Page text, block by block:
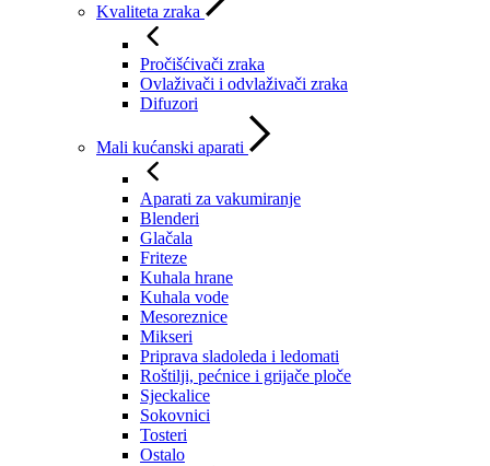
Kvaliteta zraka
Pročišćivači zraka
Ovlaživači i odvlaživači zraka
Difuzori
Mali kućanski aparati
Aparati za vakumiranje
Blenderi
Glačala
Friteze
Kuhala hrane
Kuhala vode
Mesoreznice
Mikseri
Priprava sladoleda i ledomati
Roštilji, pećnice i grijače ploče
Sjeckalice
Sokovnici
Tosteri
Ostalo